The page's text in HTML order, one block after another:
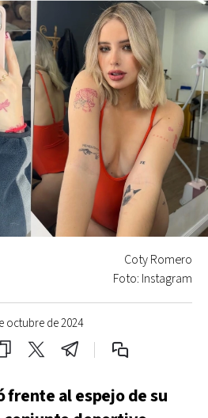
octubre de 2024
Coty Romero
Foto: Instagram
frente al espejo de su